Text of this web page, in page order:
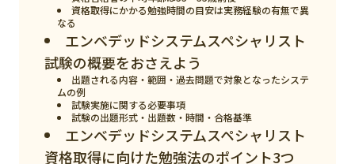
デジタルサイネージ
カメラ
資格取得にかかる勉強時間の目安は実務経験の有無で異
なる
エンベデッドシステムスペシャリスト
試験の概要をおさえよう
出題される内容・範囲・過去問題で対象となったシステ
ムの例
試験実施に関する必要事項
試験の出題形式・出題数・時間・合格基準
エンベデッドシステムスペシャリスト
資格取得に向けた勉強法のポイント3つ